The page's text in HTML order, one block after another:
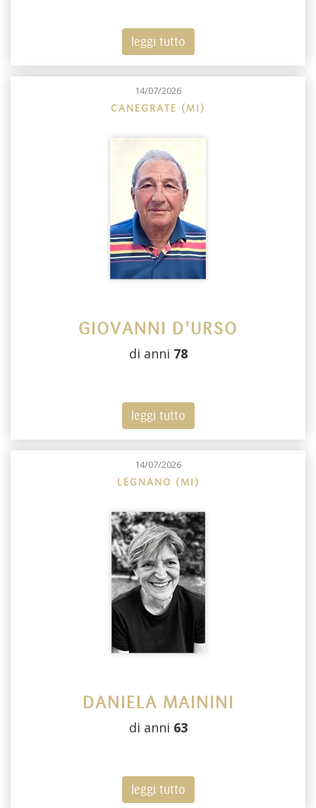
leggi tutto
14/07/2026
CANEGRATE (MI)
GIOVANNI D'URSO
di anni 78
leggi tutto
14/07/2026
LEGNANO (MI)
DANIELA MAININI
di anni 63
leggi tutto